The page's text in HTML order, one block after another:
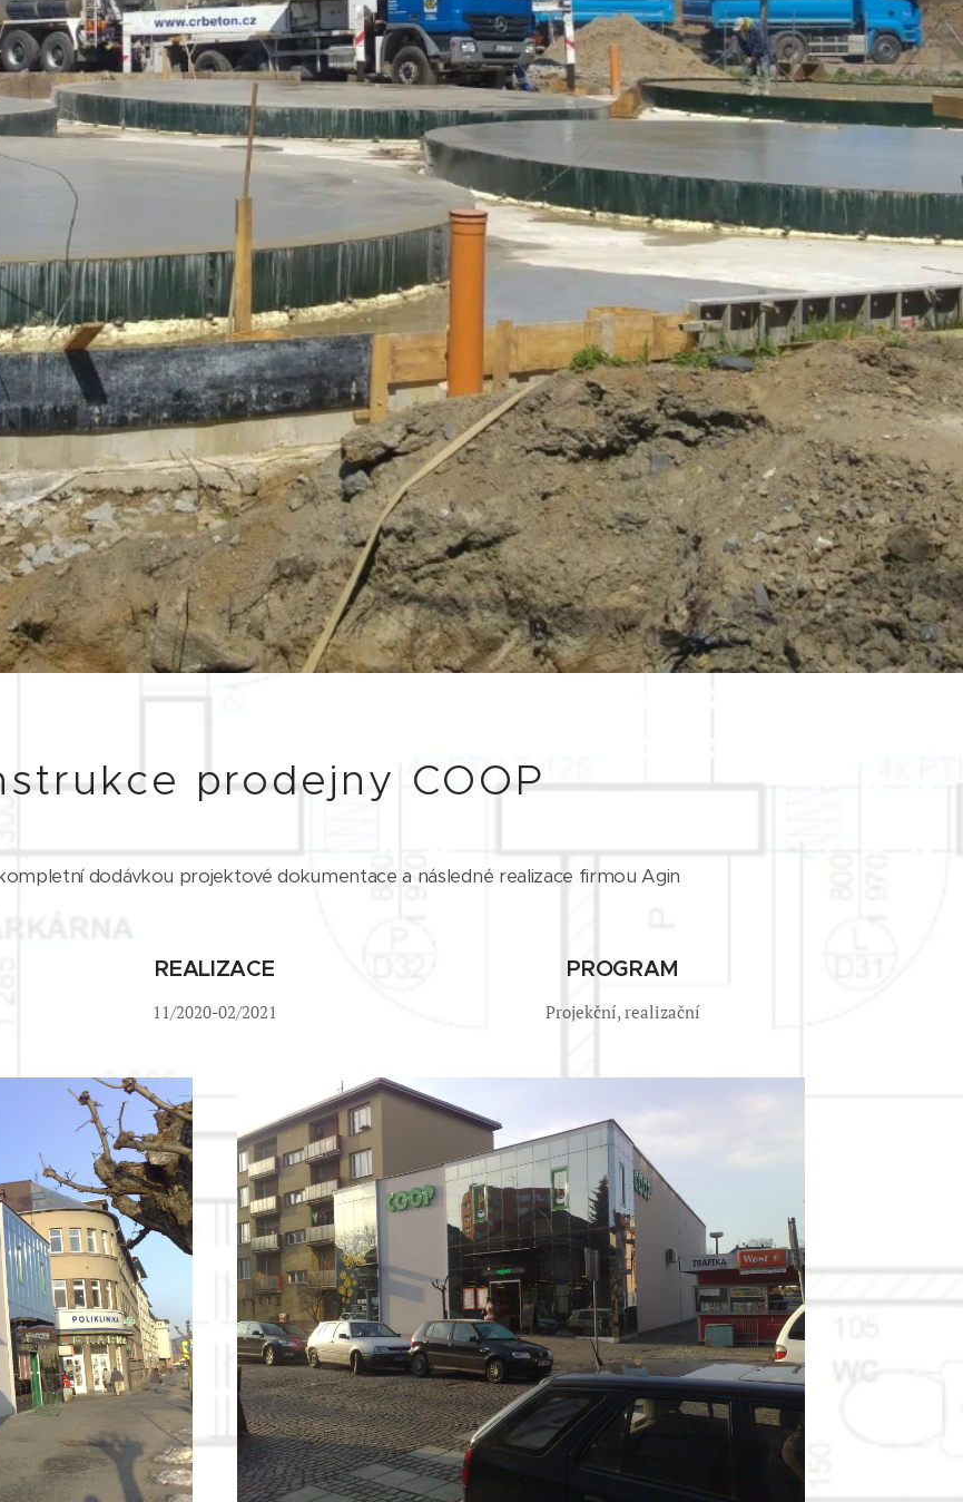
prodejny COOP
dodávkou projektové dokumentace a následné realizace firmou Agin
REALIZACE
11/2020-02/2021
PROGRAM
Projekční, realizační